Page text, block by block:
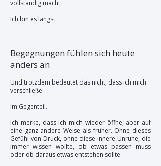
vollständig macht.
Ich bin es längst.
Begegnungen fühlen sich heute
anders an
Und trotzdem bedeutet das nicht, dass ich mich
verschließe.
Im Gegenteil.
Ich merke, dass ich mich wieder öffne, aber auf
eine ganz andere Weise als früher. Ohne dieses
Gefühl von Druck, ohne diese innere Unruhe, die
immer wissen wollte, ob etwas passen muss
oder ob daraus etwas entstehen sollte.